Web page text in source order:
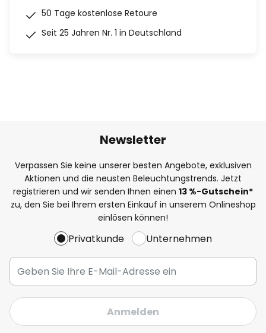
50 Tage kostenlose Retoure
Seit 25 Jahren Nr. 1 in Deutschland
Newsletter
Verpassen Sie keine unserer besten Angebote, exklusiven
Aktionen und die neusten Beleuchtungstrends. Jetzt
registrieren und wir senden Ihnen einen 13 %-Gutschein*
zu, den Sie bei Ihrem ersten Einkauf in unserem Onlineshop
einlösen können!
Privatkunde Unternehmen
Anmelden